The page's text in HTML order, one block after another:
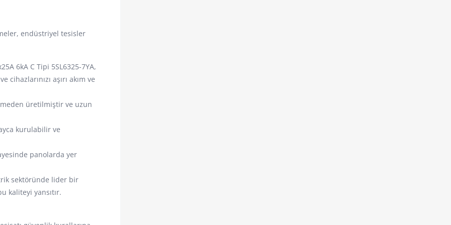
endüstriyel tesisler
6kA C Tipi 5SL6325-7YA,
cihazlarınızı aşırı akım ve
üretilmiştir ve uzun
kurulabilir ve
panolarda yer
sektöründe lider bir
kaliteyi yansıtır.